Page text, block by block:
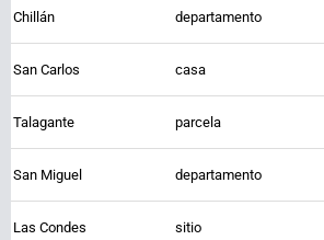
Chillán departamento
San Carlos casa
Talagante parcela
San Miguel departamento
Las Condes sitio